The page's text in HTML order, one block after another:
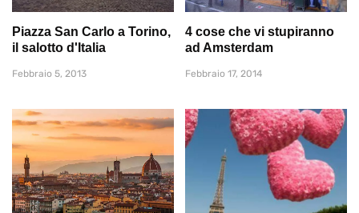
Piazza San Carlo a Torino,
il salotto d'Italia
Febbraio 5, 2013
4 cose che vi stupiranno
ad Amsterdam
Febbraio 17, 2014